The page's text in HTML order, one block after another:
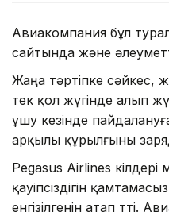
Авиакомпания бұл
сайтында және
Жаңа тәртіпке сәйкес,
тек қол жүгінде алып
ұшу кезінде
арқылы құрылғыны
Pegasus Airlines
қауіпсіздігін
енгізілгенін атап өтті.